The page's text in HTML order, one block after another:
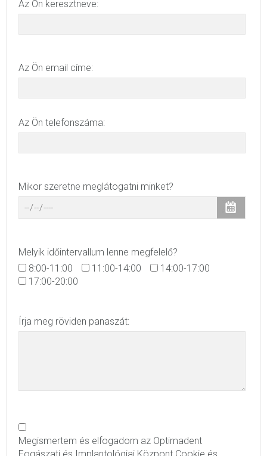
Az Ön keresztneve:
Az Ön email címe:
Az Ön telefonszáma:
Mikor szeretne meglátogatni minket?
Melyik időintervallum lenne megfelelő?
8:00-11:00
11:00-14:00
14:00-17:00
17:00-20:00
Írja meg röviden panaszát:
Megismertem és elfogadom az Optimadent